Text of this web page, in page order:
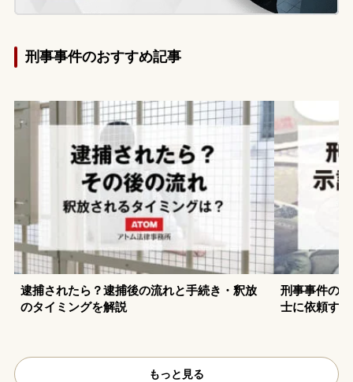
刑事事件のおすすめ記事
逮捕されたら？逮捕後の流れと手続き・釈放
のタイミングを解説
刑事事件の
士に依頼す
もっと見る